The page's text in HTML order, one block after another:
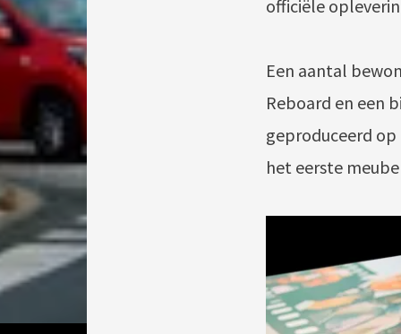
officiële
Een aantal
Reboard en een
geproduceerd op
het eerste